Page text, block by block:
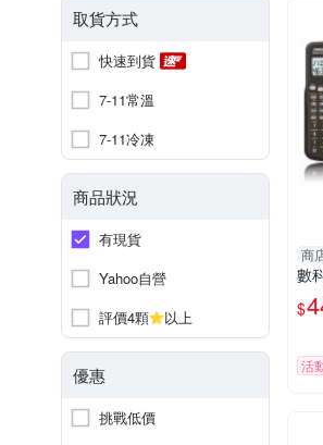
取貨方式
快速到貨
7-11常溫
7-11冷凍
商品狀況
有現貨
Yahoo自營
評價4顆
以上
優惠
挑戰低價
商
數
$
活